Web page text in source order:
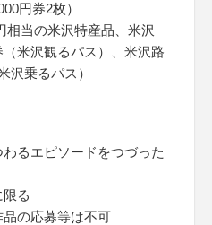
円券2枚）
当の米沢特産品、米沢
（米沢観るパス）、米沢路
沢乗るパス）
わるエピソードをつづった
る
の応募等は不可